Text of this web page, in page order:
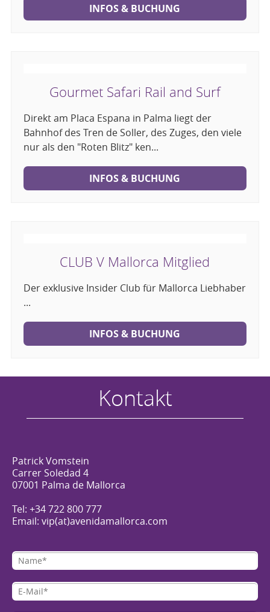
INFOS & BUCHUNG
Gourmet Safari Rail and Surf
Direkt am Placa Espana in Palma liegt der
Bahnhof des Tren de Soller, des Zuges, den viele
nur als den "Roten Blitz" ken...
INFOS & BUCHUNG
CLUB V Mallorca Mitglied
Der exklusive Insider Club für Mallorca Liebhaber
...
INFOS & BUCHUNG
Kontakt
Patrick Vomstein
Carrer Soledad 4
07001 Palma de Mallorca
Tel: +34 722 800 777
Email: vip(at)avenidamallorca.com